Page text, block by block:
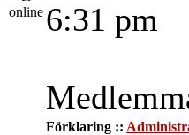
6:31 pm
Förklaring ::